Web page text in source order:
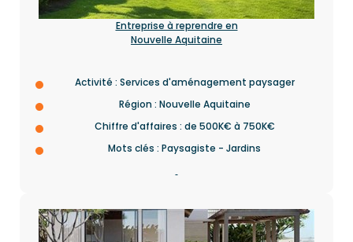
Entreprise à reprendre en
Nouvelle Aquitaine
Activité : Services d'aménagement paysager
Région : Nouvelle Aquitaine
Chiffre d'affaires : de 500K€ à 750K€
Mots clés : Paysagiste - Jardins